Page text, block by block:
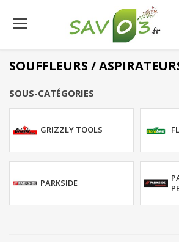
SOUFFLEURS /
SOUS-CATÉGORIES
GRIZZLY TOOLS
PARKSIDE